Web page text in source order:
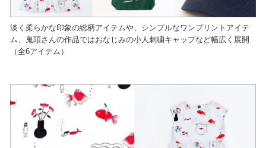
淡く柔らかな印象の総柄アイテムや、シンプルなワンプリントアイテ
ム、鬼頭さんの作品ではおなじみの小人刺繍キャップなど幅広く展開
（全6アイテム）